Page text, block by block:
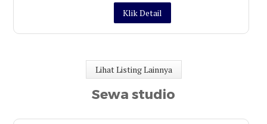
Klik Detail
Lihat Listing Lainnya
Sewa studio